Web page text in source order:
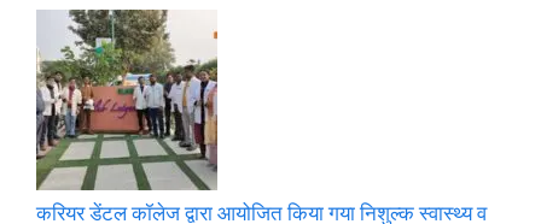
करियर डेंटल कॉलेज द्वारा आयोजित किया गया निशुल्क स्वास्थ्य व